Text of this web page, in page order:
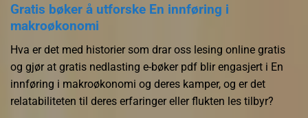
Gratis bøker å utforske En innføring i
makroøkonomi
Hva er det med historier som drar oss lesing online gratis
og gjør at gratis nedlasting e-bøker pdf blir engasjert i En
innføring i makroøkonomi og deres kamper, og er det
relatabiliteten til deres erfaringer eller flukten les tilbyr?